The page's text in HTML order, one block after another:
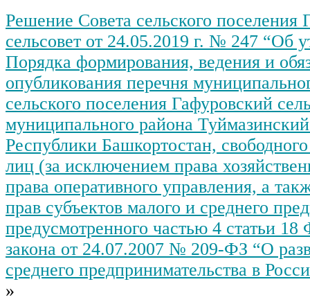
Решение Совета сельского поселения
сельсовет от 24.05.2019 г. № 247 “Об
Порядка формирования, ведения и
опубликования перечня
сельского поселения Гафуровский
муниципального района
Республики Башкортостан,
лиц (за исключением права
права оперативного управления, а
прав субъектов малого и среднего
предусмотренного частью 4 статьи 18
закона от 24.07.2007 № 209-ФЗ “О
среднего предпринимательства в
»